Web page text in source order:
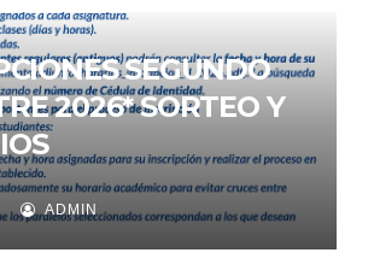
SEGUNDO
2026* SORTEO Y
ADMIN